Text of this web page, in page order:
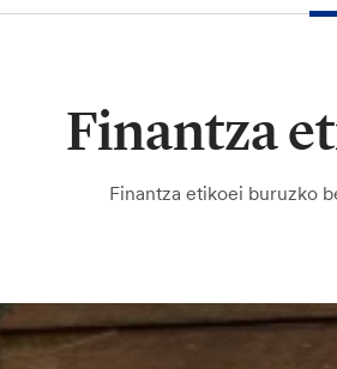
Finantza
Finantza etikoei buruzko